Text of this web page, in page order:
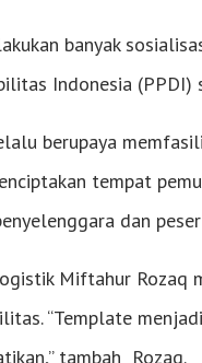
banyak
Indonesia (PPDI)
berupaya
tempat
dan
Miftahur Rozaq
“Template
tambah Rozaq.